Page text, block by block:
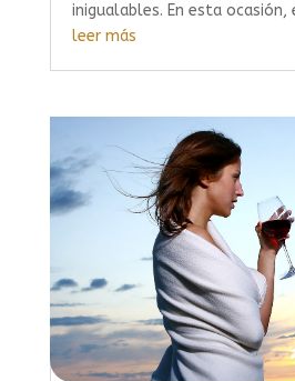
inigualables. En esta ocasión,
leer más